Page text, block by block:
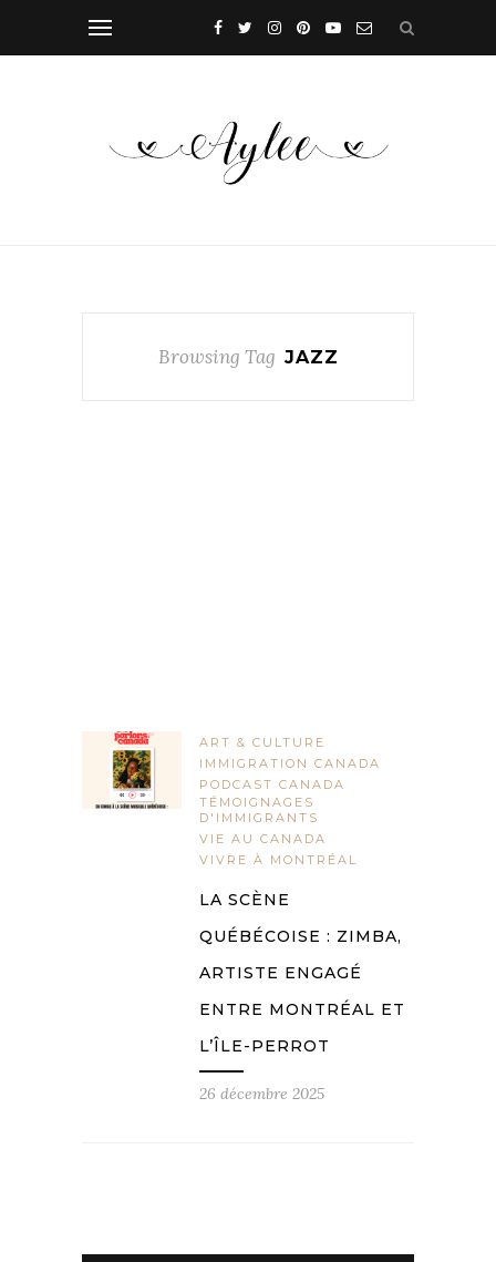
Browsing Tag JAZZ
ART & CULTURE
IMMIGRATION CANADA
PODCAST CANADA
TÉMOIGNAGES
D'IMMIGRANTS
VIE AU CANADA
VIVRE À MONTRÉAL
LA SCÈNE
QUÉBÉCOISE : ZIMBA,
ARTISTE ENGAGÉ
ENTRE MONTRÉAL ET
L’ÎLE-PERROT
26 décembre 2025